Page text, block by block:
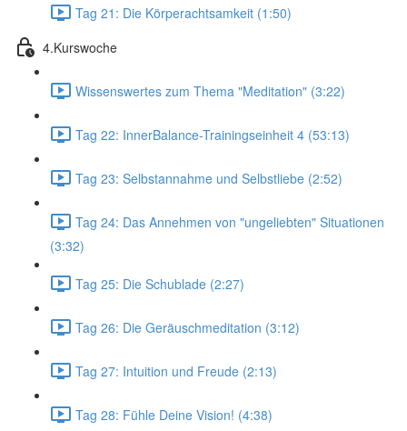
Tag 21: Die Körperachtsamkeit (1:50)
4.Kurswoche
Wissenswertes zum Thema "Meditation" (3:22)
Tag 22: InnerBalance-Trainingseinheit 4 (53:13)
Tag 23: Selbstannahme und Selbstliebe (2:52)
Tag 24: Das Annehmen von "ungeliebten" Situationen
(3:32)
Tag 25: Die Schublade (2:27)
Tag 26: Die Geräuschmeditation (3:12)
Tag 27: Intuition und Freude (2:13)
Tag 28: Fühle Deine Vision! (4:38)